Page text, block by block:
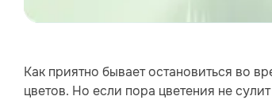
Как приятно бывает остановиться во
цветов. Но если пора цветения не